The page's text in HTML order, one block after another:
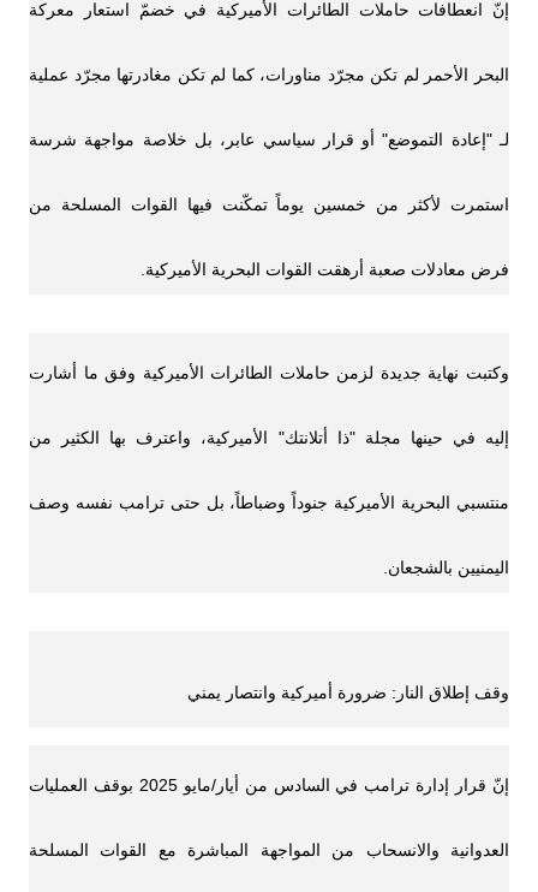
إنّ انعطافات حاملات الطائرات الأميركية في خضمّ استعار معركة
البحر الأحمر لم تكن مجرّد مناورات، كما لم تكن مغادرتها مجرّد عملية
لـ "إعادة التموضع" أو قرار سياسي عابر، بل خلاصة مواجهة شرسة
استمرت لأكثر من خمسين يوماً تمكّنت فيها القوات المسلحة من
فرض معادلات صعبة أرهقت القوات البحرية الأميركية.
وكتبت نهاية جديدة لزمن حاملات الطائرات الأميركية وفق ما أشارت
إليه في حينها مجلة "ذا أتلانتك" الأميركية، واعترف بها الكثير من
منتسبي البحرية الأميركية جنوداً وضباطاً، بل حتى ترامب نفسه وصف
اليمنيين بالشجعان.
وقف إطلاق النار: ضرورة أميركية وانتصار يمني
إنّ قرار إدارة ترامب في السادس من أيار/مايو 2025 بوقف العمليات
العدوانية والانسحاب من المواجهة المباشرة مع القوات المسلحة